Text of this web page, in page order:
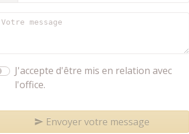
J'accepte d'être mis en relation avec
l'office.
Envoyer votre message